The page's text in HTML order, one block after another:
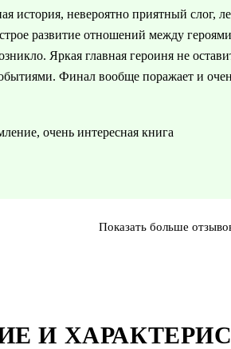
И
история, невероятно приятный слог,
развитие отношений между
Яркая главная героиня не
Финал вообще поражает и
очень интересная книга
Показать больше